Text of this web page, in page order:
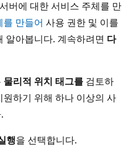
버에 대한 서비스 주체를 만
만들어 사용 권한 및 이를
알아봅니다. 계속하려면 다
물리적 위치 태그를 검토하
하기 위해 하나 이상의 사
행을 선택합니다.